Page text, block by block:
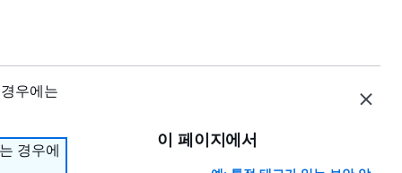
우에는
경우에
이 페이지에서